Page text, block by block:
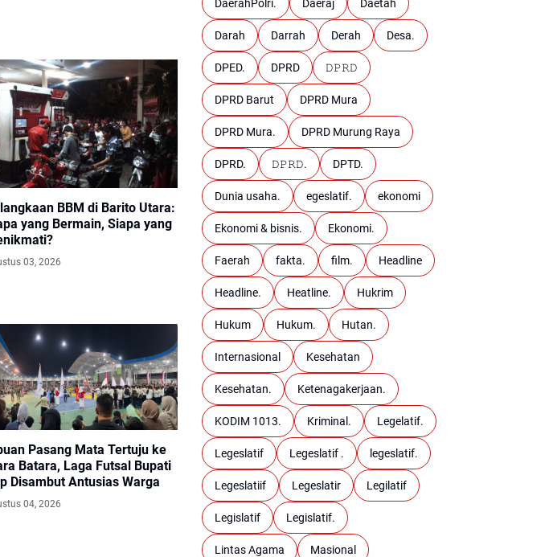
BBM di Barito Utara:
yang Bermain, Siapa yang
03, 2026
Pasang Mata Tertuju ke
Batara, Laga Futsal Bupati
Disambut Antusias Warga
04, 2026
DaerahPolri. Daeraj Daetah
Darah Darrah Derah Desa.
DPED. DPRD 𝙳𝙿𝚁𝙳
DPRD Barut DPRD Mura
DPRD Mura. DPRD Murung Raya
DPRD. 𝙳𝙿𝚁𝙳. DPTD.
Dunia usaha. egeslatif. ekonomi
Ekonomi & bisnis. Ekonomi.
Faerah fakta. film. Headline
Headline. Heatline. Hukrim
Hukum Hukum. Hutan.
Internasional Kesehatan
Kesehatan. Ketenagakerjaan.
KODIM 1013. Kriminal. Legelatif.
Legeslatif Legeslatif . legeslatif.
Legeslatiif Legeslatir Legilatif
Legislatif Legislatif.
Lintas Agama Masional